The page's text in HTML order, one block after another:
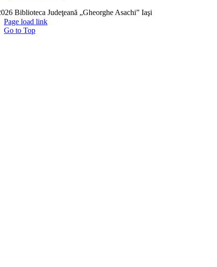
Biblioteca Judeţeană „Gheorghe Asachi” Iaşi
Page load link
Go to Top